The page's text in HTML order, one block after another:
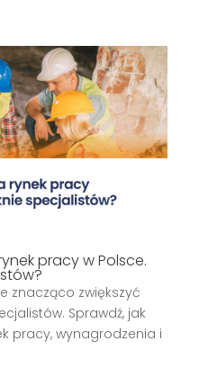
pracy w Polsce.
znacząco zwiększyć
Sprawdź, jak
pracy, wynagrodzenia i